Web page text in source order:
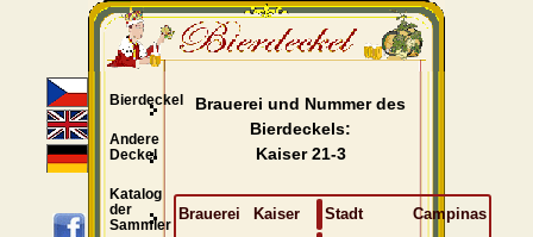
Brauerei und Nummer des
Bierdeckels:
Kaiser 21-3
Brauerei Kaiser Stadt
Campinas
Bierdeckel
Andere
Deckel
Katalog
der
Sammler